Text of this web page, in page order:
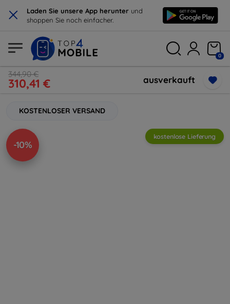
× Laden Sie unsere App herunter und
shoppen Sie noch einfacher.
0
344,90 €
310,41 € ausverkauft
KOSTENLOSER VERSAND
-10%
kostenlose Lieferung